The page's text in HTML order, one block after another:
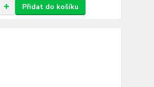
Přidat do košíku